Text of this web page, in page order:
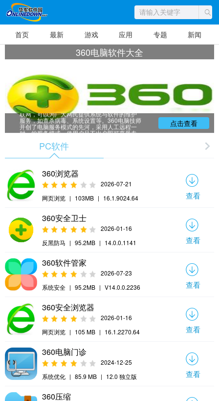
首页 最新 游戏 应用 专题 新闻
360电脑软件大全
360电脑软件大全，在线电脑服务是基于互
联网，可以为广大网民提供系统与软件的维护
服务，如查杀病毒、系统设置等。360电脑技师
开创了电脑服务模式的先河，采用人工远程一
对一的服务模式，使用户足不出户即可享受专
手。360电脑软件不仅仅是单纯意义上的电脑辅
助服务,更是一种方便、实用、高效的电脑体检
服务。华军小编给大家整理推荐了各类免费的3
点击查看
PC软件
360浏览器
2026-07-21
网页浏览 | 103MB | 16.1.9024.64 查看
360安全卫士
2026-01-16
反黑防马 | 95.2MB | 14.0.0.1141 查看
360软件管家
2026-07-23
系统安全 | 95.2MB | V14.0.0.2236 查看
360安全浏览器
2026-01-16
网页浏览 | 105 MB | 16.1.2270.64 查看
360电脑门诊
2024-12-25
系统优化 | 85.9 MB | 12.0 独立版 查看
360压缩